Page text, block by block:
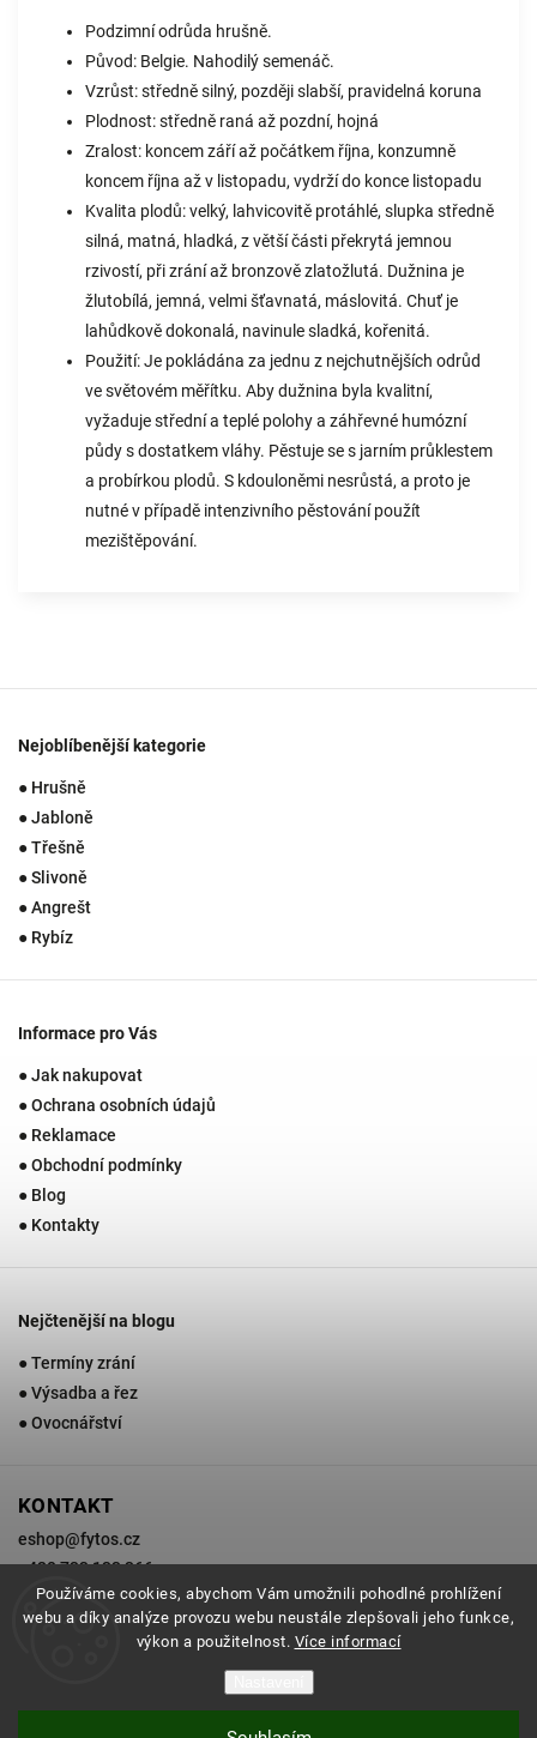
Používáme cookies, abychom Vám umožnili pohodlné prohlížení
webu a díky analýze provozu webu neustále zlepšovali jeho funkce,
výkon a použitelnost. Více informací
Podzimní odrůda hrušně.
Původ: Belgie. Nahodilý semenáč.
Vzrůst: středně silný, později slabší, pravidelná koruna
Plodnost: středně raná až pozdní, hojná
Zralost: koncem září až počátkem října, konzumně
koncem října až v listopadu, vydrží do konce listopadu
Kvalita plodů: velký, lahvicovitě protáhlé, slupka středně
silná, matná, hladká, z větší části překrytá jemnou
rzivostí, při zrání až bronzově zlatožlutá. Dužnina je
žlutobílá, jemná, velmi šťavnatá, máslovitá. Chuť je
lahůdkově dokonalá, navinule sladká, kořenitá.
Použití: Je pokládána za jednu z nejchutnějších odrůd
ve světovém měřítku. Aby dužnina byla kvalitní,
vyžaduje střední a teplé polohy a záhřevné humózní
půdy s dostatkem vláhy. Pěstuje se s jarním průklestem
a probírkou plodů. S kdouloněmi nesrůstá, a proto je
nutné v případě intenzivního pěstování použít
mezištěpování.
Nejoblíbenější kategorie
● Hrušně
● Jabloně
● Třešně
● Slivoně
● Angrešt
● Rybíz
Informace pro Vás
● Jak nakupovat
● Ochrana osobních údajů
● Reklamace
● Obchodní podmínky
● Blog
● Kontakty
Nejčtenější na blogu
● Termíny zrání
● Výsadba a řez
● Ovocnářství
KONTAKT
eshop@fytos.cz
+420 733 133 366
Zahradnictví Fytos. Všechna práva vyhrazena.
Grafický návrh vytvořil a nakódoval